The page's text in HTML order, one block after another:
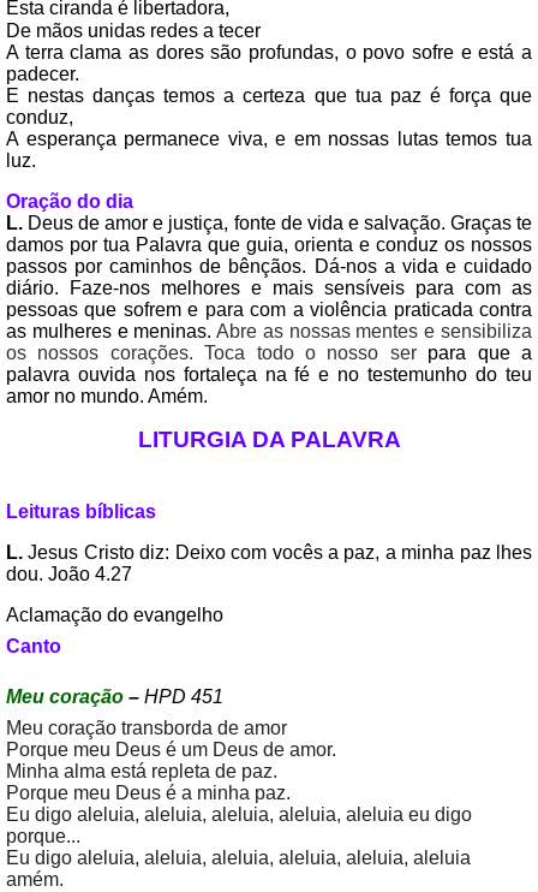
Esta ciranda é libertadora,
De mãos unidas redes a tecer
A terra clama as dores são profundas, o povo sofre e está a
padecer.
E nestas danças temos a certeza que tua paz é força que
conduz,
A esperança permanece viva, e em nossas lutas temos tua
luz.
Oração do dia
L. Deus de amor e justiça, fonte de vida e salvação. Graças te
damos por tua Palavra que guia, orienta e conduz os nossos
passos por caminhos de bênçãos. Dá-nos a vida e cuidado
diário. Faze-nos melhores e mais sensíveis para com as
pessoas que sofrem e para com a violência praticada contra
as mulheres e meninas.Abre as nossas mentes e sensibiliza
os nossos corações. Toca todo o nosso ser para que a
palavra ouvida nos fortaleça na fé e no testemunho do teu
amor no mundo. Amém.
LITURGIA DA PALAVRA
Leituras bíblicas
L.Jesus Cristo diz: Deixo com vocês a paz, a minha paz lhes
dou. João 4.27
Aclamação do evangelho
Canto
Meu coração – HPD 451
Meu coração transborda de amor
Porque meu Deus é um Deus de amor.
Minha alma está repleta de paz.
Porque meu Deus é a minha paz.
Eu digo aleluia, aleluia, aleluia, aleluia, aleluia eu digo
porque...
Eu digo aleluia, aleluia, aleluia, aleluia, aleluia, aleluia
amém.